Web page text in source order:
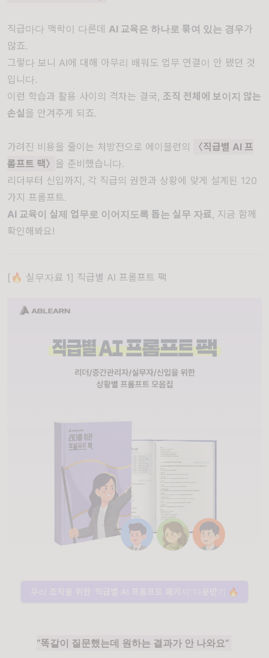
직급마다 맥락이 다른데 AI 교육은 하나로 묶여 있는 경우가
많죠.
그렇다 보니 AI에 대해 아무리 배워도 업무 연결이 안 됐던 것
입니다.
이런 학습과 활용 사이의 격차는 결국, 조직 전체에 보이지 않는
손실을 안겨주게 되죠.
가려진 비용을 줄이는 처방전으로 에이블런의
〈직급별 AI 프
롬프트 팩〉 을 준비했습니다.
리더부터 신입까지, 각 직급의 권한과 상황에 맞게 설계된 120
가지 프롬프트.
AI 교육이 실제 업무로 이어지도록 돕는 실무 자료, 지금 함께
확인해봐요!
[🔥 실무자료 1] 직급별 AI 프롬프트 팩
우리 조직을 위한 '직급별 AI 프롬프트 패키지' 다운받기 🔥
“똑같이 질문했는데 원하는 결과가 안 나와요”